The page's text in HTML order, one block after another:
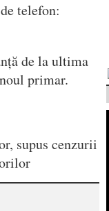
telefon:
de la ultima
primar.
supus cenzurii